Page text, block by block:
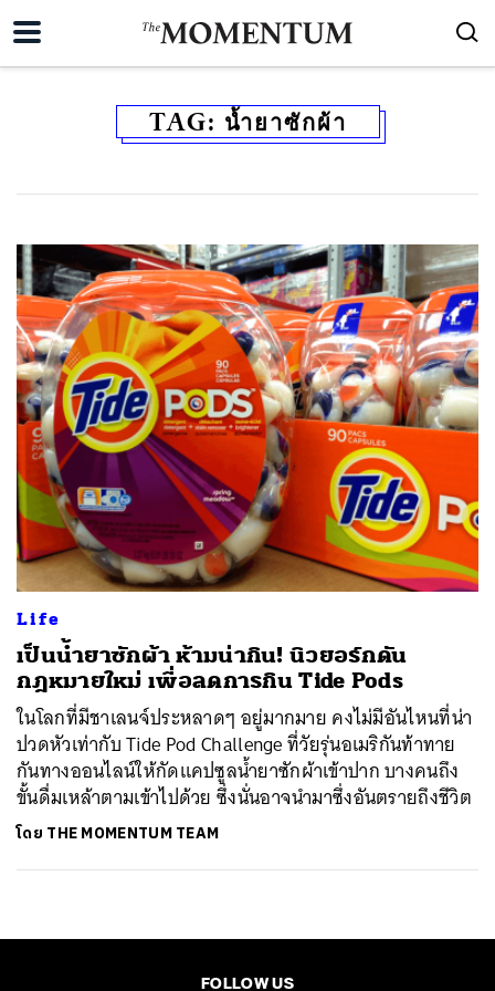
TAG: น้ำยาซักผ้า
Life
เป็นน้ำยาซักผ้า ห้ามน่ากิน! นิวยอร์กดัน
กฎหมายใหม่ เพื่อลดการกิน Tide Pods
ในโลกที่มีชาเลนจ์ประหลาดๆ อยู่มากมาย คงไม่มีอันไหนที่น่า
ปวดหัวเท่ากับ Tide Pod Challenge ที่วัยรุ่นอเมริกันท้าทาย
กันทางออนไลน์ให้กัดแคปซูลน้ำยาซักผ้าเข้าปาก บางคนถึง
ขั้นดื่มเหล้าตามเข้าไปด้วย ซึ่งนั่นอาจนำมาซึ่งอันตรายถึงชีวิต
โดย THE MOMENTUM TEAM
FOLLOW US
ค้นหา
SHARE TWEET LINE EMAIL